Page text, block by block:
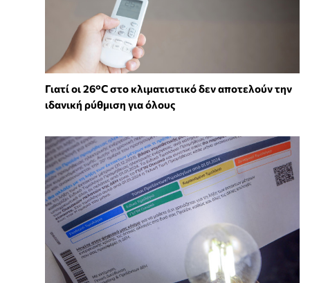
Γιατί οι 26°C στο κλιματιστικό δεν αποτελούν την
ιδανική ρύθμιση για όλους